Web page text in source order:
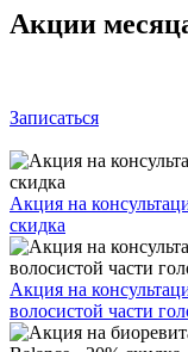
Акции
Записаться
Акция на
скидка
Акция на
волосистой части